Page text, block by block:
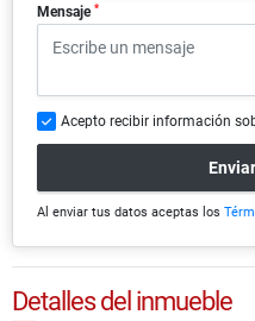
Mensaje *
Acepto recibir información
Al enviar tus datos aceptas los
Detalles del inmueble